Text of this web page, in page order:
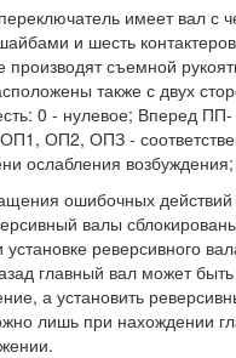
имеет вал с
и шесть
съемной
также с двух
0 - нулевое; Вперед
ОП2, ОПЗ -
ослабления
ошибочных
валы
установке реверсивного
главный вал может быть
а установить
лишь при нахождении